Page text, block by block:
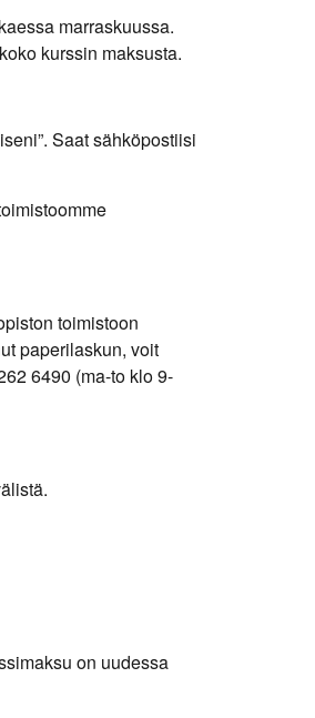
marraskuussa.
kurssin maksusta.
Saat sähköpostiisi
toimistoon
paperilaskun, voit
6490 (ma-to klo 9-
on uudessa